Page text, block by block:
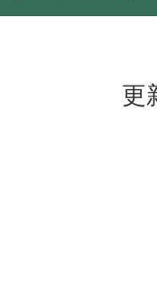
更